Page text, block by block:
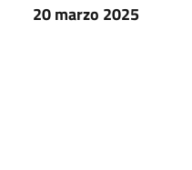
20 marzo 2025